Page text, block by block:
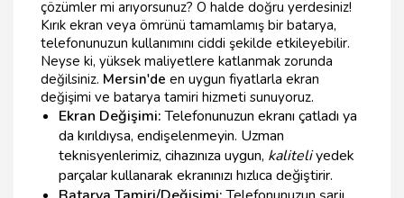
çözümler mi arıyorsunuz? O halde doğru yerdesiniz!
Kırık ekran veya ömrünü tamamlamış bir batarya,
telefonunuzun kullanımını ciddi şekilde etkileyebilir.
Neyse ki, yüksek maliyetlere katlanmak zorunda
değilsiniz. Mersin'de en uygun fiyatlarla ekran
değişimi ve batarya tamiri hizmeti sunuyoruz.
Ekran Değişimi:Telefonunuzun ekranı çatladı ya
da kırıldıysa, endişelenmeyin. Uzman
teknisyenlerimiz, cihazınıza uygun, kaliteliyedek
parçalar kullanarak ekranınızı hızlıca değiştirir.